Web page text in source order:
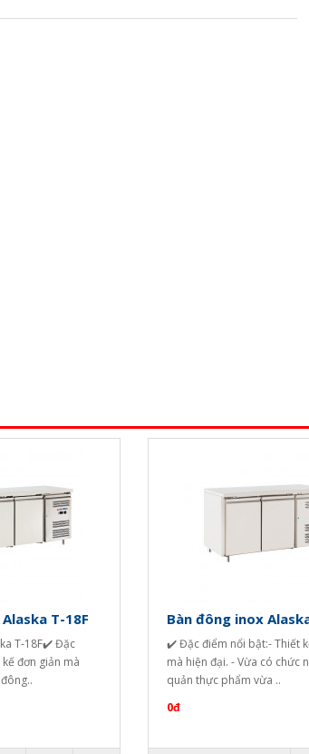
T-18F
T-18F✔️ Đặc
đơn giản mà
Bàn đông inox
✔️ Đặc điểm nổi bật:- Thiết
mà hiện đại. - Vừa có chức
quản thực phẩm vừa ..
0đ